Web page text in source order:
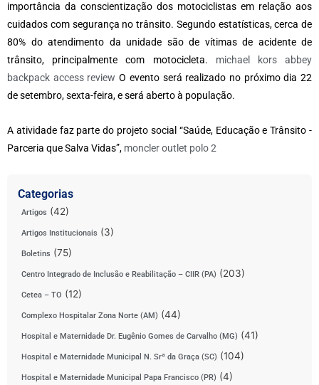
importância da conscientização dos motociclistas em relação aos
cuidados com segurança no trânsito. Segundo estatísticas, cerca de
80% do atendimento da unidade são de vítimas de acidente de
trânsito, principalmente com motocicleta. michael kors abbey
backpack access review O evento será realizado no próximo dia 22
de setembro, sexta-feira, e será aberto à população.
A atividade faz parte do projeto social “Saúde, Educação e Trânsito -
Parceria que Salva Vidas”, moncler outlet polo 2
Categorias
Artigos (42)
Artigos Institucionais (3)
Boletins (75)
Centro Integrado de Inclusão e Reabilitação – CIIR (PA) (203)
Cetea – TO (12)
Complexo Hospitalar Zona Norte (AM) (44)
Hospital e Maternidade Dr. Eugênio Gomes de Carvalho (MG) (41)
Hospital e Maternidade Municipal N. Srª da Graça (SC) (104)
Hospital e Maternidade Municipal Papa Francisco (PR) (4)